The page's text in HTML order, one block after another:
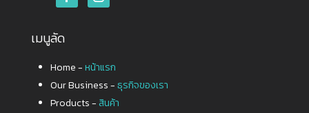
เมนูลัด
Home -หน้าแรก
Our Business -ธุรกิจของเรา
Products - สินค้า